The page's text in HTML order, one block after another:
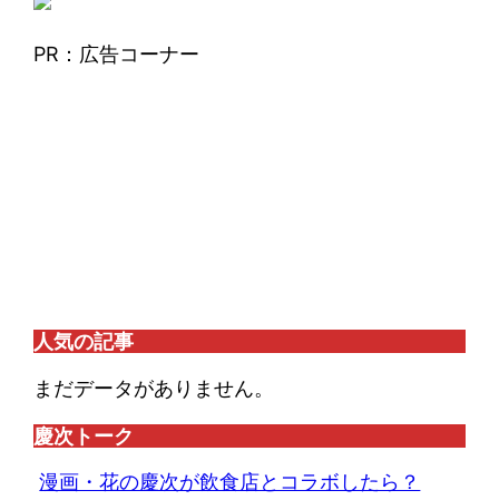
PR：広告コーナー
人気の記事
まだデータがありません。
慶次トーク
漫画・花の慶次が飲食店とコラボしたら？